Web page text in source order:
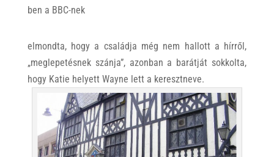
ben a BBC-nek
elmondta, hogy a családja még nem hallott a hírről,
„meglepetésnek szánja”, azonban a barátját sokkolta,
hogy Katie helyett Wayne lett a keresztneve.